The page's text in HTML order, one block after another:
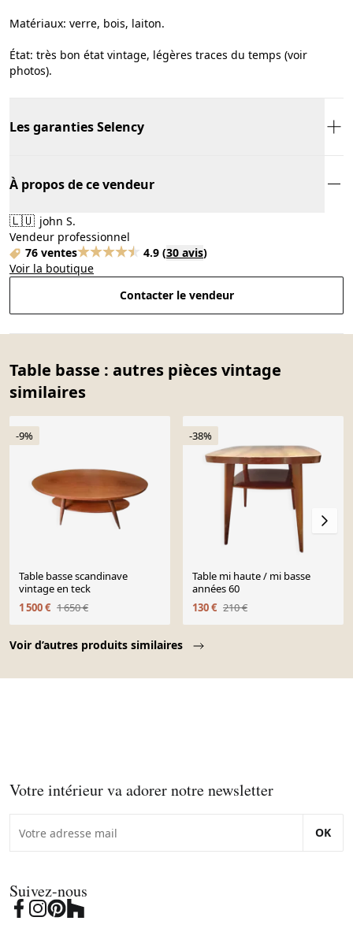
Matériaux: verre, bois, laiton.
État: très bon état vintage, légères traces du temps (voir
photos).
Les garanties Selency
À propos de ce vendeur
🇱🇺 john S.
Vendeur professionnel
76 ventes
4.9 (30 avis)
Voir la boutique
Contacter le vendeur
Table basse : autres pièces vintage
similaires
Voir d’autres produits similaires
-9%
Table basse scandinave
vintage en teck
1 500 € 1 650 €
-38%
Table mi haute / mi basse
années 60
130 € 210 €
Votre intérieur va adorer notre newsletter
OK
Suivez-nous